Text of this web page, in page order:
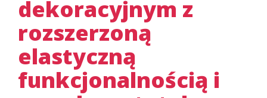
dekoracyjnym z
rozszerzoną
elastyczną
funkcjonalnością i